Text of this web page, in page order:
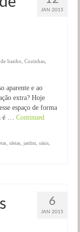
JAN 2015
de banho Cozinhas
aparente e ao
extra? Hoje
espaço de forma
é … Continued
ideias jardim oásis
6
JAN 2015